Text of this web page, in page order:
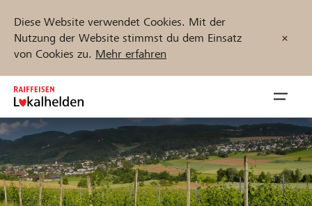
Diese Website verwendet Cookies. Mit der
Nutzung der Website stimmst du dem Einsatz
von Cookies zu. Mehr erfahren
Zum
Inhalt
springen
öffnen
Jetzt starten